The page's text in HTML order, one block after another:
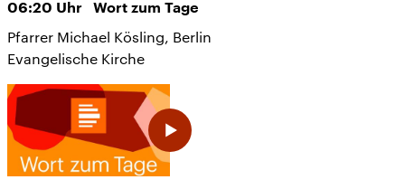
06:20 Uhr Wort zum Tage
Pfarrer Michael Kösling, Berlin
Evangelische Kirche